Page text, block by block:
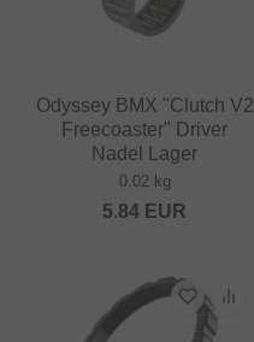
Odyssey BMX "Clutch V2
Freecoaster" Driver
Nadel Lager
0.02 kg
5.84 EUR